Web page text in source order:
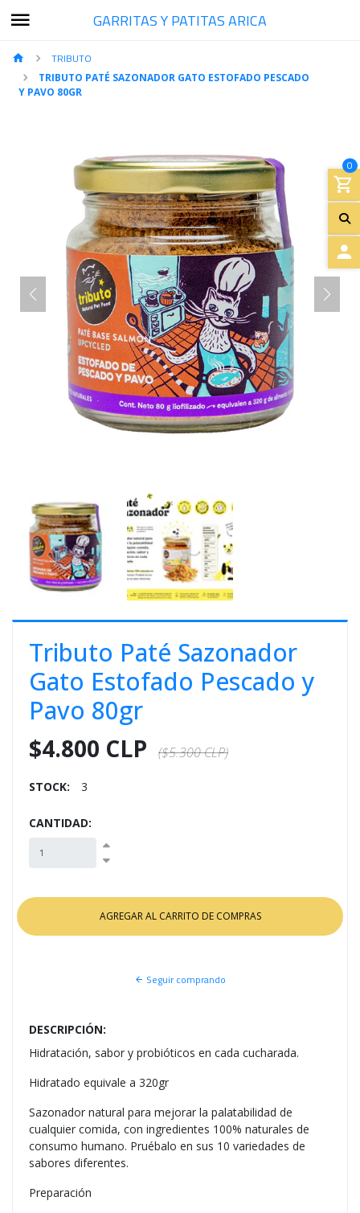
GARRITAS Y PATITAS ARICA
0
A
TRIBUTO
TRIBUTO PATÉ SAZONADOR GATO ESTOFADO PESCADO
Y PAVO 80GR
Tributo Paté Sazonador
Gato Estofado Pescado y
Pavo 80gr
$4.800 CLP ($5.300 CLP)
STOCK: 3
CANTIDAD:
Seguir comprando
DESCRIPCIÓN:
Hidratación, sabor y probióticos en cada cucharada.
Hidratado equivale a 320gr
Sazonador natural para mejorar la palatabilidad de
cualquier comida, con ingredientes 100% naturales de
consumo humano. Pruébalo en sus 10 variedades de
sabores diferentes.
Preparación